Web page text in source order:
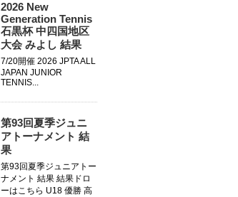
2026 New
Generation Tennis
石黒杯 中四国地区
大会 みよし 結果
7/20開催 2026 JPTA ALL
JAPAN JUNIOR
TENNIS...
第93回夏季ジュニ
アトーナメント 結
果
第93回夏季ジュニアトー
ナメント 結果 結果ドロ
ーはこちら U18 優勝 高